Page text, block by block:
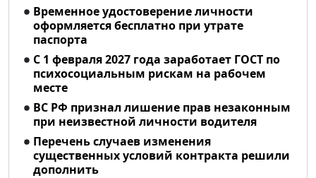
Временное удостоверение личности
оформляется бесплатно при утрате
паспорта
С 1 февраля 2027 года заработает ГОСТ по
психосоциальным рискам на рабочем
месте
ВС РФ признал лишение прав незаконным
при неизвестной личности водителя
Перечень случаев изменения
существенных условий контракта решили
дополнить